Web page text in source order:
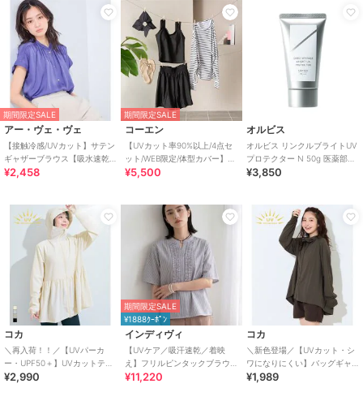
期間限定SALE
アー・ヴェ・ヴェ
【接触冷感/UVカット】サテン
ギャザーブラウス【吸水速乾/
イージーケア】
¥2,458
期間限定SALE
コーエン
【UVカット率90%以上/4点セ
ット/WEB限定/体型カバー】シ
ュシュ付きアソートスイムウ
¥5,500
オルビス
オルビス リンクルブライトUV
プロテクター N 50g 医薬部外
品（顔用日焼け止め）
¥3,850
コカ
＼再入荷！！／【UVパーカ
ー・UPF50＋】UVカットティ
アードパーカー 全4色
¥2,990
期間限定SALE
¥1888ｸｰﾎﾟﾝ
インディヴィ
【UVケア／吸汗速乾／着映
え】フリルピンタックブラウ
ス
¥11,220
コカ
＼新色登場／【UVカット・シ
ワになりにくい】バッグギャ
ザーUVパーカー 全4色
¥1,989